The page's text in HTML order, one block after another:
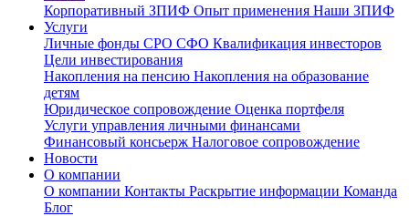
Корпоративный ЗПИФ Опыт применения Наши ЗПИФ
Услуги
Личные фонды СРО СФО Квалификация инвесторов
Цели инвестирования
Накопления на пенсию Накопления на образование
детям
Юридическое сопровождение Оценка портфеля
Услуги управления личными финансами
Финансовый консьерж Налоговое сопровождение
Новости
О компании
О компании Контакты Раскрытие информации Команда
Блог